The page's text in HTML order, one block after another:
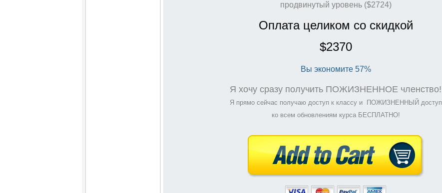
продвинутый уровень ($2724)
Оплата целиком со скидкой
$2370
Вы экономите 57%
Я хочу сразу получить ПОЖИЗНЕННОЕ членство!
Я прямо сейчас получаю доступ к классу и
ПОЖИЗНЕННЫЙ доступ
ко всем обновлениям курса БЕСПЛАТНО!